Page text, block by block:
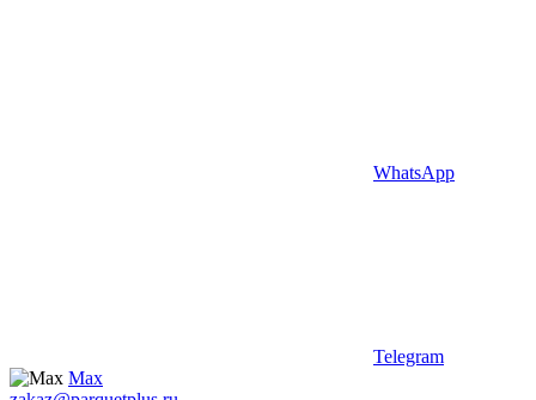
WhatsApp
Telegram
Max